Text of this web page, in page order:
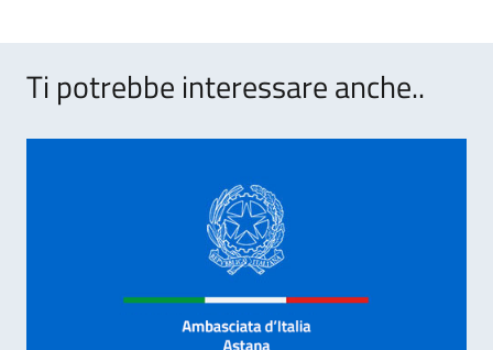
Ti potrebbe interessare anche..